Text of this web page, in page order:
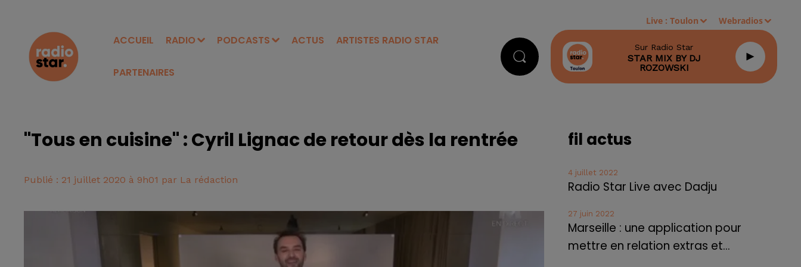
ACCUEIL RADIO PODCASTS ACTUS ARTISTES RADIO STAR
PARTENAIRES
Live :Toulon Webradios
Sur Radio Star
STAR MIX BY DJ
ROZOWSKI
"Tous en cuisine" : Cyril Lignac de retour dès la rentrée
Publié : 21 juillet 2020 à 9h01 par La rédaction
fil actus
4 juillet 2022
Radio Star Live avec Dadju
27 juin 2022
Marseille : une application pour
mettre en relation extras et...